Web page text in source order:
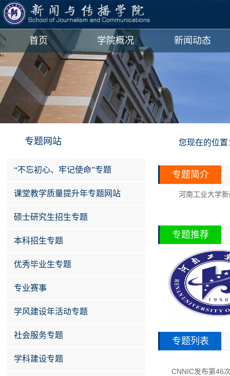
河南工业大学新闻与传播学院河南工业大学新闻与传播学院
首页 学院概况 新闻动态
专题网站
“不忘初心、牢记使命”专题
课堂教学质量提升年专题网站
硕士研究生招生专题
本科招生专题
优秀毕业生专题
专业赛事
学风建设年活动专题
社会服务专题
学科建设专题
您现在的位
专题简介
河南工业大学
专题推荐
专题列表
CNNIC发布第46